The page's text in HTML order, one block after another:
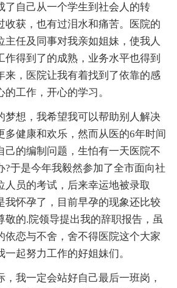
了自己从一个学生到社会人的转
收获，也有过泪水和痛苦。医院的
主任及同事对我亲如姐妹，使我人
作得到了的成熟，业务水平也得到
来，医院让我有着找到了依靠的感
工作，开心的学习。
想，我希望我可以帮助别人解决
多健康和欢乐，然而从医的6年时间
己的编制问题，生怕有一天医院不
?于是今年我毅然参加了全市面向社
人员的考试，后来幸运地被录取
我怀孕了，目前早孕的现象还比较
敬的.院领导提出我的辞职报告，虽
依恋与不舍，舍不得医院这个大家
起努力工作的好姐妹们。
我一定会站好自己最后一班岗，